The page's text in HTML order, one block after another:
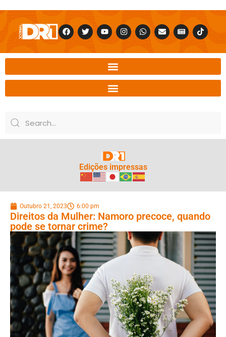
Edições impressas
Outubro 21, 2023 6:00 pm
Direitos da Mulher: Namoro precoce, quando
pode se tornar crime?